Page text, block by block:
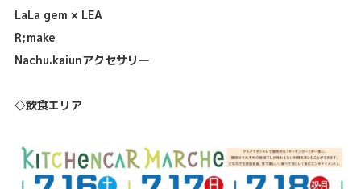
LaLa gem × LEA
R;make
Nachu.kaiunアクセサリー
◇飲食エリア